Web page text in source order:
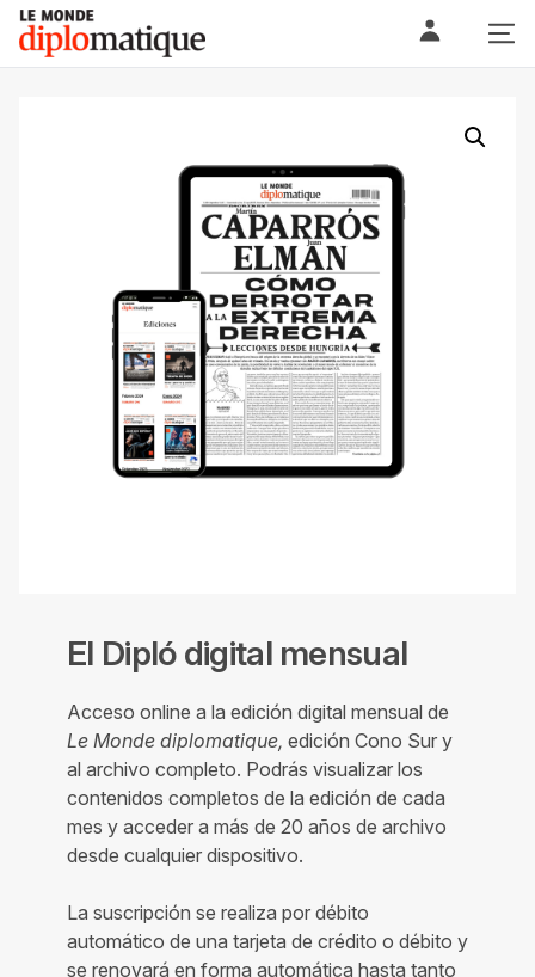
Skip
content
Le monde diplomatique
El Dipló digital mensual
Acceso online a la edición digital mensual de
Le Monde diplomatique, edición Cono Sur y
al archivo completo. Podrás visualizar los
contenidos completos de la edición de cada
mes y acceder a más de 20 años de archivo
desde cualquier dispositivo.
La suscripción se realiza por débito
automático de una tarjeta de crédito o débito y
se renovará en forma automática hasta tanto